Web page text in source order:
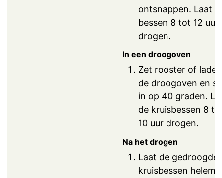
ontsnappen. Laat
bessen 8 tot 12 uur
drogen.
In een droogoven
Zet rooster of
de droogoven en
in op 40 graden.
de kruisbessen 8
10 uur drogen.
Na het drogen
Laat de gedroogde
kruisbessen